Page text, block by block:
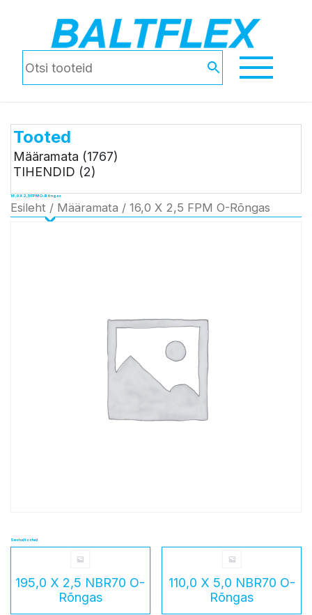
Tooted
Määramata (1767)
TIHENDID (2)
16,0 X 2,5 FPM O-Rõngas
Esileht / Määramata / 16,0 X 2,5 FPM O-Rõngas
Seotud tooted
195,0 X 2,5 NBR70 O-
Rõngas
110,0 X 5,0 NBR70 O-
Rõngas